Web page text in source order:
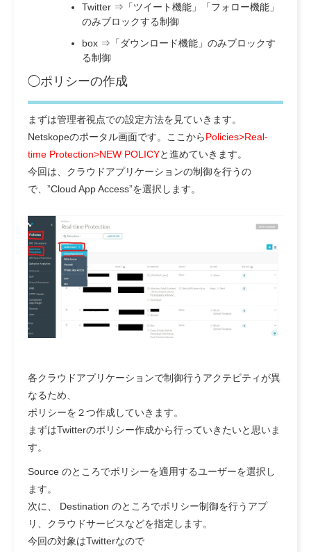
Twitter ⇒「ツイート機能」「フォロー機能」
のみブロックする制御
box ⇒「ダウンロード機能」のみブロックす
る制御
◯ポリシーの作成
まずは管理者視点での設定方法を見ていきます。
Netskopeのポータル画面です。ここからPolicies>Real-
time Protection>NEW POLICYと進めていきます。
今回は、クラウドアプリケーションの制御を行うの
で、”Cloud App Access”を選択します。
各クラウドアプリケーションで制御行うアクテビティが異
なるため、
ポリシーを２つ作成していきます。
まずはTwitterのポリシー作成から行っていきたいと思いま
す。
Source のところでポリシーを適用するユーザーを選択し
ます。
次に、 Destination のところでポリシー制御を行うアプ
リ、クラウドサービスなどを指定します。
今回の対象はTwitterなので